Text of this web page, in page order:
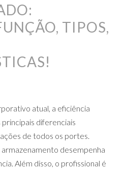
TIPOS,
atual, a eficiência
diferenciais
de todos os portes.
desempenha
Além disso, o profissional é